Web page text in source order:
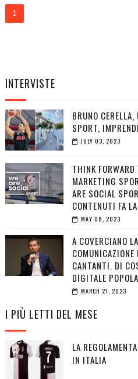
1
INTERVISTE
BRUNO
SPORT,
JULY 03, 2023
THINK
MARKETING
ARE SOCIAL
CONTENUTI FA
MAY 08, 2023
A COVERCIANO
CANTANTI. DI
DIGITALE
MARCH 21, 2023
I PIÙ LETTI DEL MESE
LA
IN ITALIA